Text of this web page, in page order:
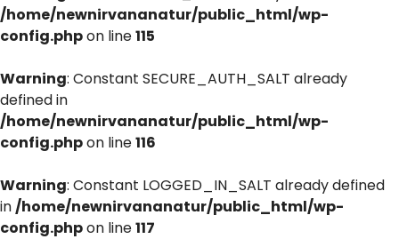
/home/newnirvananatur/public_html/wp-
config.phpon line115
Warning: Constant SECURE_AUTH_SALT already
defined in
/home/newnirvananatur/public_html/wp-
config.phpon line116
Warning: Constant LOGGED_IN_SALT already defined
in/home/newnirvananatur/public_html/wp-
config.phpon line117